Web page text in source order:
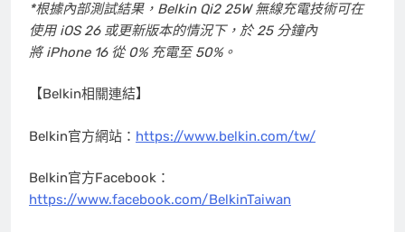
*根據內部測試結果， Belkin Qi2 25W無線充電技術可在
使用iOS 26 或更新版本的情況下，於25 分鐘內
將iPhone 16 從0% 充電至50%。
【Belkin相關連結】
Belkin官方網站： https://www.belkin.com/tw/
Belkin官方Facebook：
https://www.facebook.com/BelkinTaiwan